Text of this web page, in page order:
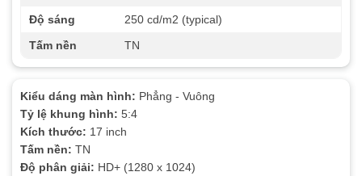
Độ sáng
250 cd/m2 (typical)
Tấm nền
TN
Kiểu dáng màn hình: Phẳng - Vuông
Tỷ lệ khung hình: 5:4
Kích thước: 17 inch
Tấm nền: TN
Độ phân giải: HD+ (1280 x 1024)